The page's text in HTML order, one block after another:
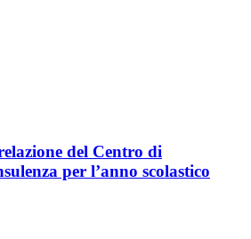
del Centro di
per l’anno scolastico